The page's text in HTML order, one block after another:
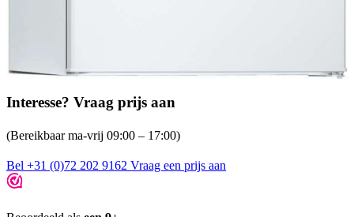
Interesse? Vraag prijs aan
(Bereikbaar ma-vrij 09:00 – 17:00)
Bel +31 (0)72 202 9162 Vraag een prijs aan